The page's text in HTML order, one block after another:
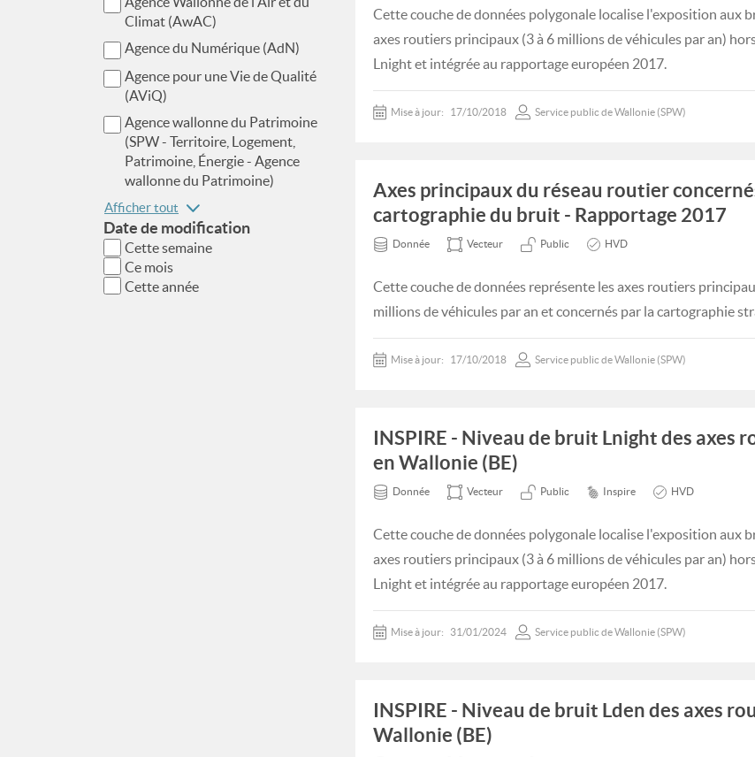
Climat (AwAC)
Agence du Numérique (AdN)
Agence pour une Vie de Qualité
(AViQ)
Agence wallonne du Patrimoine
(SPW - Territoire, Logement,
Patrimoine, Énergie - Agence
wallonne du Patrimoine)
Afficher tout
Date de modification
Cette semaine
Ce mois
Cette année
Cette couche de données polygonale localise l'exposition aux
axes routiers principaux (3 à 6 millions de véhicules par an)
Lnight et intégrée au rapportage européen 2017.
Mise à jour: 17/10/2018 Service public de Wallonie (SPW)
Axes principaux du réseau routier
cartographie du bruit - Rapportage 2017
Donnée Vecteur Public HVD
Cette couche de données représente les axes routiers
millions de véhicules par an et concernés par la cartographie
Mise à jour: 17/10/2018 Service public de Wallonie (SPW)
INSPIRE - Niveau de bruit Lnight des axes
en Wallonie (BE)
Donnée Vecteur Public Inspire HVD
Cette couche de données polygonale localise l'exposition aux
axes routiers principaux (3 à 6 millions de véhicules par an)
Lnight et intégrée au rapportage européen 2017.
Mise à jour: 31/01/2024 Service public de Wallonie (SPW)
INSPIRE - Niveau de bruit Lden des axes
Wallonie (BE)